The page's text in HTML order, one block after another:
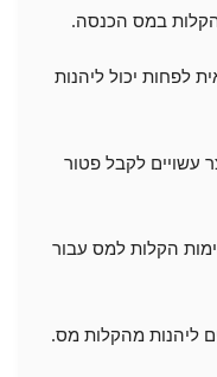
במס הכנסה.
לו 75% נכות רפואית לפחות יכול ליהנות
עשויים לקבל פטור
הקלות למס עבור
ליהנות מהקלות מס.